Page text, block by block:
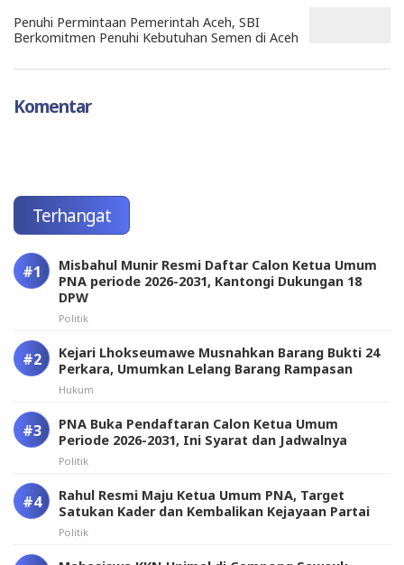
Penuhi Permintaan Pemerintah Aceh, SBI
Berkomitmen Penuhi Kebutuhan Semen di Aceh
Komentar
Terhangat
Misbahul Munir Resmi Daftar Calon Ketua Umum
PNA periode 2026-2031, Kantongi Dukungan 18
DPW
Politik
Kejari Lhokseumawe Musnahkan Barang Bukti 24
Perkara, Umumkan Lelang Barang Rampasan
Hukum
PNA Buka Pendaftaran Calon Ketua Umum
Periode 2026-2031, Ini Syarat dan Jadwalnya
Politik
Rahul Resmi Maju Ketua Umum PNA, Target
Satukan Kader dan Kembalikan Kejayaan Partai
Politik